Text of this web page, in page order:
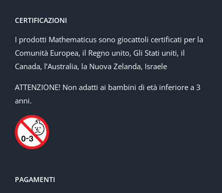
CERTIFICAZIONI
I prodotti Mathematicus sono giocattoli certificati per la
Comunità Europea, il Regno unito, Gli Stati uniti, il
Canada, l’Australia, la Nuova Zelanda, Israele
ATTENZIONE! Non adatti ai bambini di età inferiore a 3
anni.
PAGAMENTI